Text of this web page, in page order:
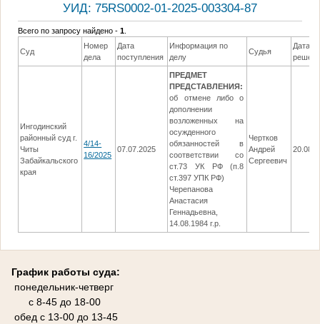
УИД: 75RS0002-01-2025-003304-87
Всего по запросу найдено -1
Суд
Номер
дела
Дата
поступления
Информация по
делу
Судья
Дата
Ингодинский
районный суд г.
Читы
Забайкальского
края
4/14-
16/2025
07.07.2025
ПРЕДМЕТ
ПРЕДСТАВЛЕНИЯ:
об отмене либо о
дополнении
возложенных на
осужденного
обязанностей в
соответствии со
ст.73 УК РФ (п.8
ст.397 УПК РФ)
Черепанова
Анастасия
Геннадьевна,
14.08.1984 г.р.
Чертков
Андрей
Сергеевич
График работы суда:
понедельник-четверг
с 8-45 до 18-00
обед с 13-00 до 13-45